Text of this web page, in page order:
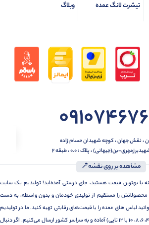
تیشرت لانگ عمده
وبلاگ
، نقش جهان ، کوچه شهیدان حسام زاده
بن(جیهانی) ، پلاک : 0.0 ، طبقه 2
مشاهده بر روی نقشه📍
با بهترین قیمت هستید، جای درستی آمده‌اید! تولیدیم یک سایت
را مستقیم از تولیدی خودمان و بدون واسطه، به دست
لباس های عمده را با قیمت‌های رقابتی تهیه کنید. ما در تولیدیم
انواع لباس زنانه را در پک های (2، 4، 6، 8، 10 یا 12 تایی) آماده و به سراسر کشور ارسال می‌کنیم. اگر دنبال